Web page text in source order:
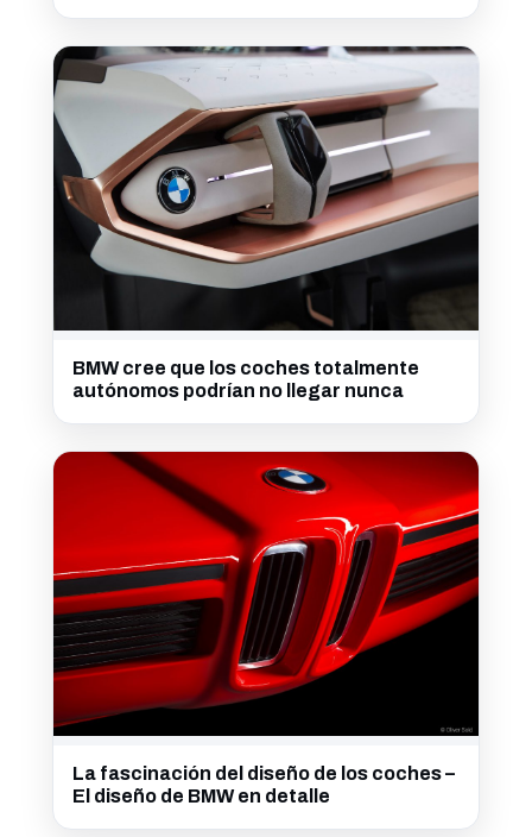
BMW cree que los coches totalmente
autónomos podrían no llegar nunca
La fascinación del diseño de los coches –
El diseño de BMW en detalle